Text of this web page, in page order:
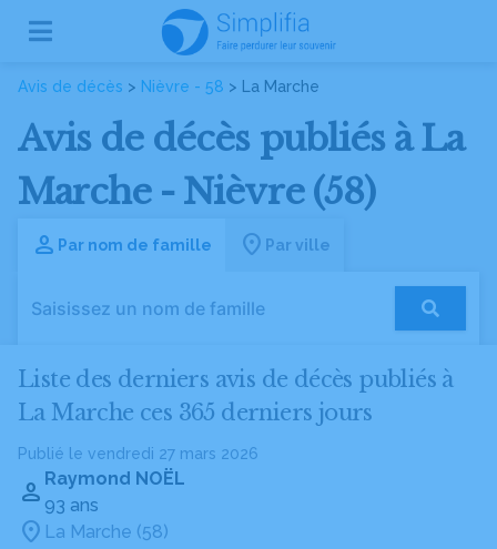
Avis de décès > Nièvre - 58 > La Marche
Avis de décès publiés à La
Marche - Nièvre (58)
Par nom de famille Par ville
Liste des derniers avis de décès publiés à
La Marche ces 365 derniers jours
Publié le vendredi 27 mars 2026
Raymond NOËL
93 ans
La Marche (58)